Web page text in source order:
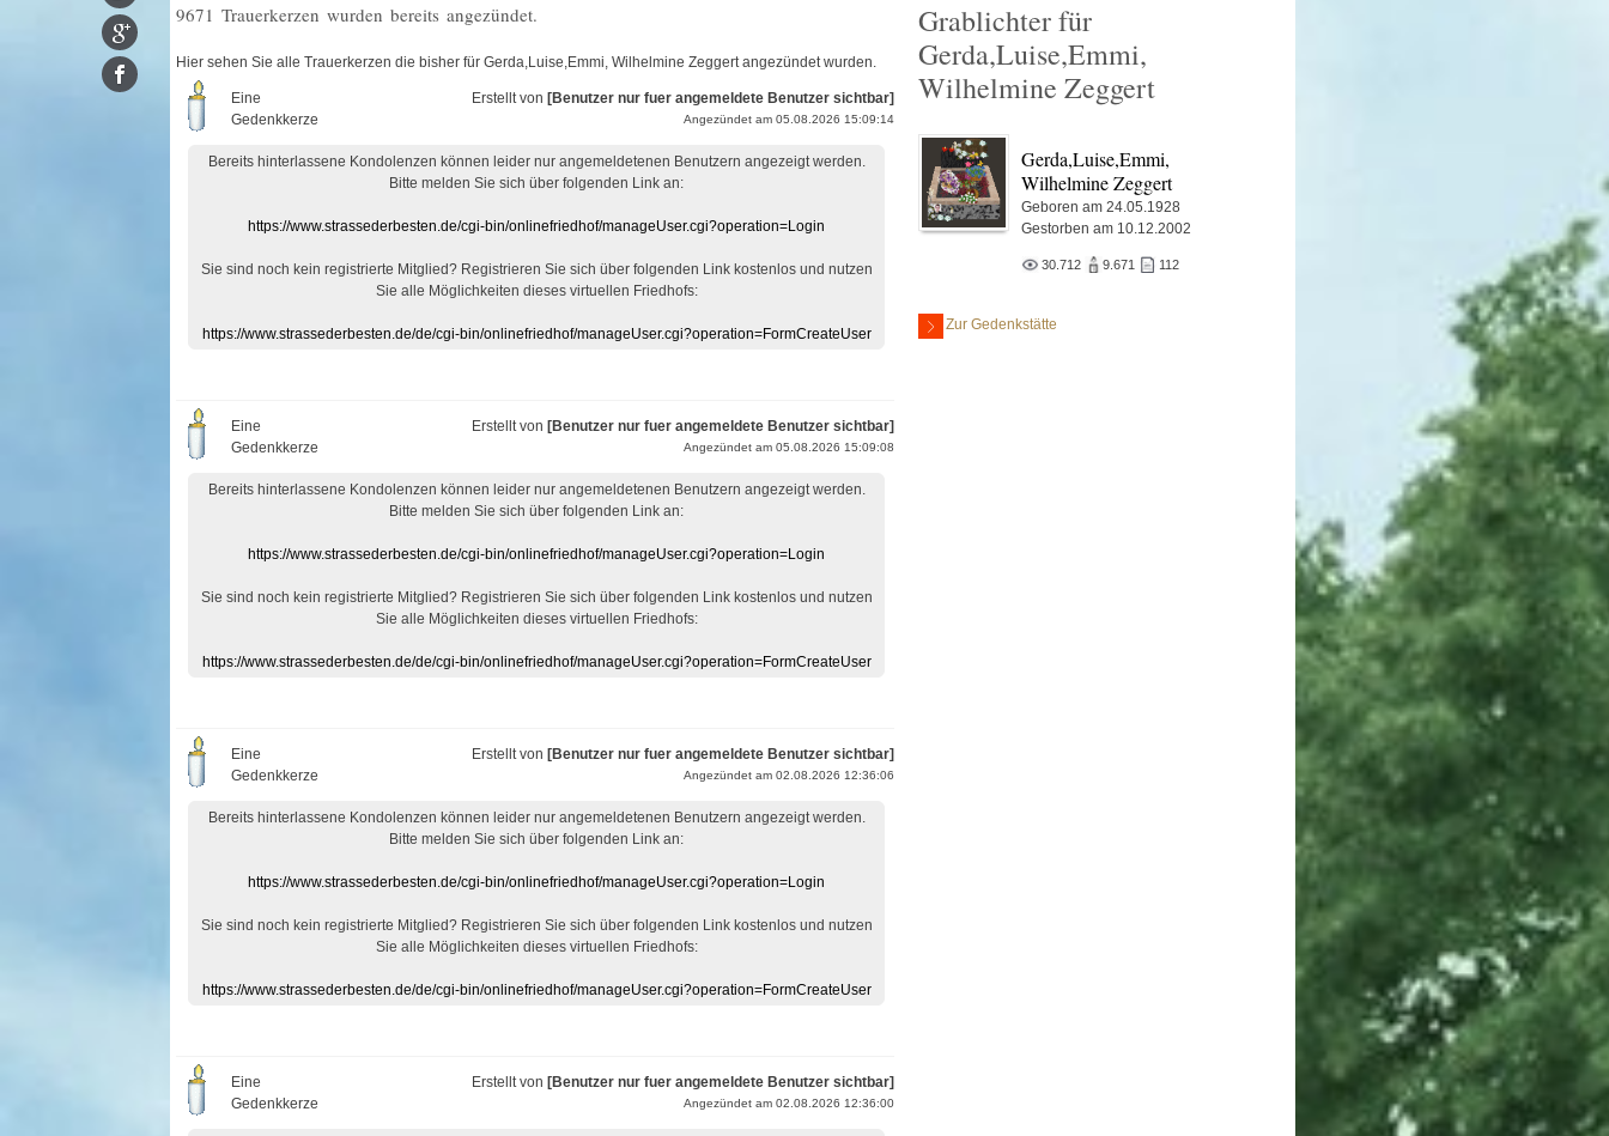
9671 Trauerkerzen wurden bereits angezündet.
Hier sehen Sie alle Trauerkerzen die bisher für Gerda,Luise,Emmi, Wilhelmine Zeggert angezündet wurden.
Eine
Gedenkkerze
Erstellt von [Benutzer nur fuer angemeldete Benutzer sichtbar]
Angezündet am 05.08.2026 15:09:14
Bereits hinterlassene Kondolenzen können leider nur angemeldetenen Benutzern angezeigt werden.
Bitte melden Sie sich über folgenden Link an:
https://www.strassederbesten.de/cgi-bin/onlinefriedhof/manageUser.cgi?operation=Login
Sie sind noch kein registrierte Mitglied? Registrieren Sie sich über folgenden Link kostenlos und nutzen
Sie alle Möglichkeiten dieses virtuellen Friedhofs:
https://www.strassederbesten.de/de/cgi-bin/onlinefriedhof/manageUser.cgi?operation=FormCreateUser
Eine
Gedenkkerze
Erstellt von [Benutzer nur fuer angemeldete Benutzer sichtbar]
Angezündet am 05.08.2026 15:09:08
Bereits hinterlassene Kondolenzen können leider nur angemeldetenen Benutzern angezeigt werden.
Bitte melden Sie sich über folgenden Link an:
https://www.strassederbesten.de/cgi-bin/onlinefriedhof/manageUser.cgi?operation=Login
Sie sind noch kein registrierte Mitglied? Registrieren Sie sich über folgenden Link kostenlos und nutzen
Sie alle Möglichkeiten dieses virtuellen Friedhofs:
https://www.strassederbesten.de/de/cgi-bin/onlinefriedhof/manageUser.cgi?operation=FormCreateUser
Eine
Gedenkkerze
Erstellt von [Benutzer nur fuer angemeldete Benutzer sichtbar]
Angezündet am 02.08.2026 12:36:06
Bereits hinterlassene Kondolenzen können leider nur angemeldetenen Benutzern angezeigt werden.
Bitte melden Sie sich über folgenden Link an:
https://www.strassederbesten.de/cgi-bin/onlinefriedhof/manageUser.cgi?operation=Login
Sie sind noch kein registrierte Mitglied? Registrieren Sie sich über folgenden Link kostenlos und nutzen
Sie alle Möglichkeiten dieses virtuellen Friedhofs:
https://www.strassederbesten.de/de/cgi-bin/onlinefriedhof/manageUser.cgi?operation=FormCreateUser
Eine
Gedenkkerze
Erstellt von [Benutzer nur fuer angemeldete Benutzer sichtbar]
Angezündet am 02.08.2026 12:36:00
Grablichter für
Gerda,Luise,Emmi,
Wilhelmine Zeggert
Gerda,Luise,Emmi,
Wilhelmine Zeggert
Geboren am 24.05.1928
Gestorben am 10.12.2002
30.712 9.671 112
Zur Gedenkstätte